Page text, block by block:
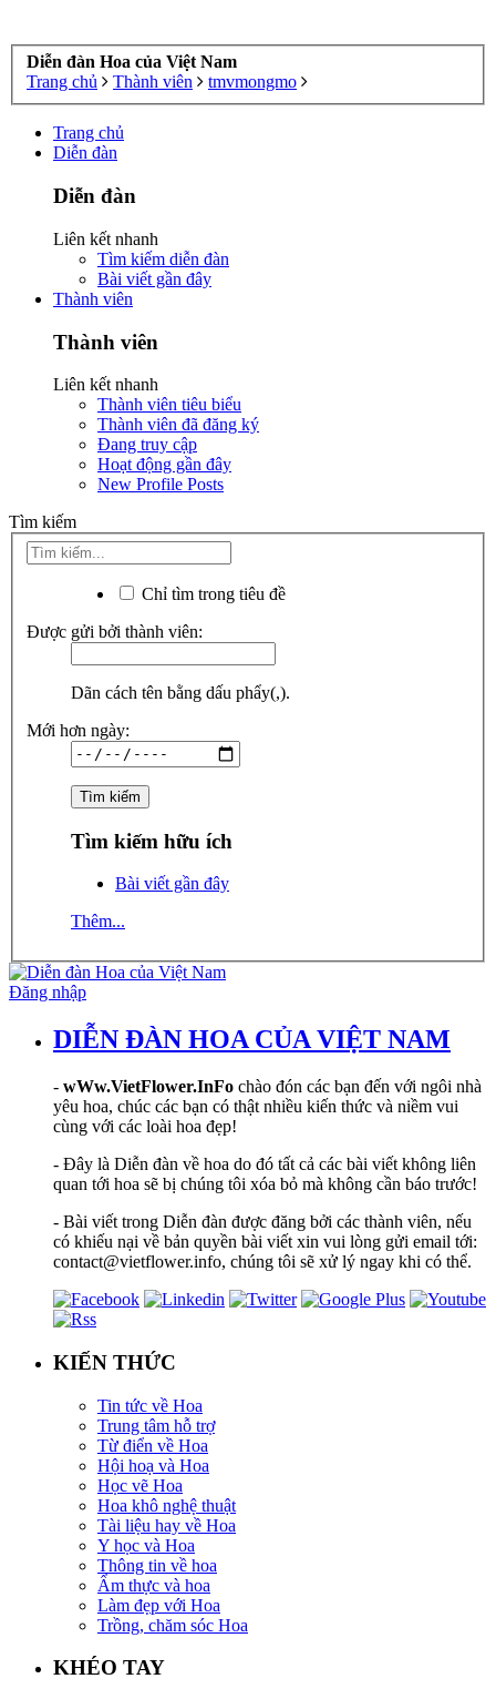
Diễn đàn Hoa của Việt Nam
Trang chủ
Thành viên tmvmongmo
Trang chủ
Diễn đàn
Diễn đàn
Liên kết nhanh
Tìm kiếm diễn đàn
Bài viết gần đây
Thành viên
Thành viên
Liên kết nhanh
Thành viên tiêu biểu
Thành viên đã đăng ký
Đang truy cập
Hoạt động gần đây
New Profile Posts
Tìm kiếm
Chỉ tìm trong tiêu đề
Được gửi bởi thành viên:
Dãn cách tên bằng dấu phẩy(,).
Mới hơn ngày:
Tìm kiếm hữu ích
Bài viết gần đây
Thêm...
Đăng nhập
DIỄN ĐÀN HOA CỦA VIỆT NAM
- wWw.VietFlower.InFo chào đón các bạn đến với ngôi nhà
yêu hoa, chúc các bạn có thật nhiều kiến thức và niềm vui
cùng với các loài hoa đẹp!
- Đây là Diễn đàn về hoa do đó tất cả các bài viết không liên
quan tới hoa sẽ bị chúng tôi xóa bỏ mà không cần báo trước!
- Bài viết trong Diễn đàn được đăng bởi các thành viên, nếu
có khiếu nại về bản quyền bài viết xin vui lòng gửi email tới:
contact@vietflower.info, chúng tôi sẽ xử lý ngay khi có thể.
KIẾN THỨC
Tin tức về Hoa
Trung tâm hỗ trợ
Từ điển về Hoa
Hội hoạ và Hoa
Học vẽ Hoa
Hoa khô nghệ thuật
Tài liệu hay về Hoa
Y học và Hoa
Thông tin về hoa
Ẩm thực và hoa
Làm đẹp với Hoa
Trồng, chăm sóc Hoa
KHÉO TAY